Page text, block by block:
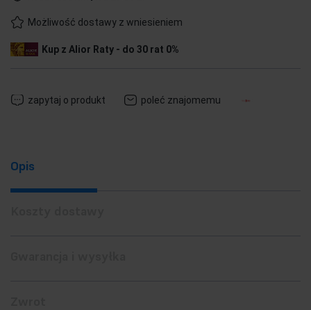
Możliwość dostawy z wniesieniem
Kup z Alior Raty - do 30 rat 0%
zapytaj o produkt poleć znajomemu
Opis